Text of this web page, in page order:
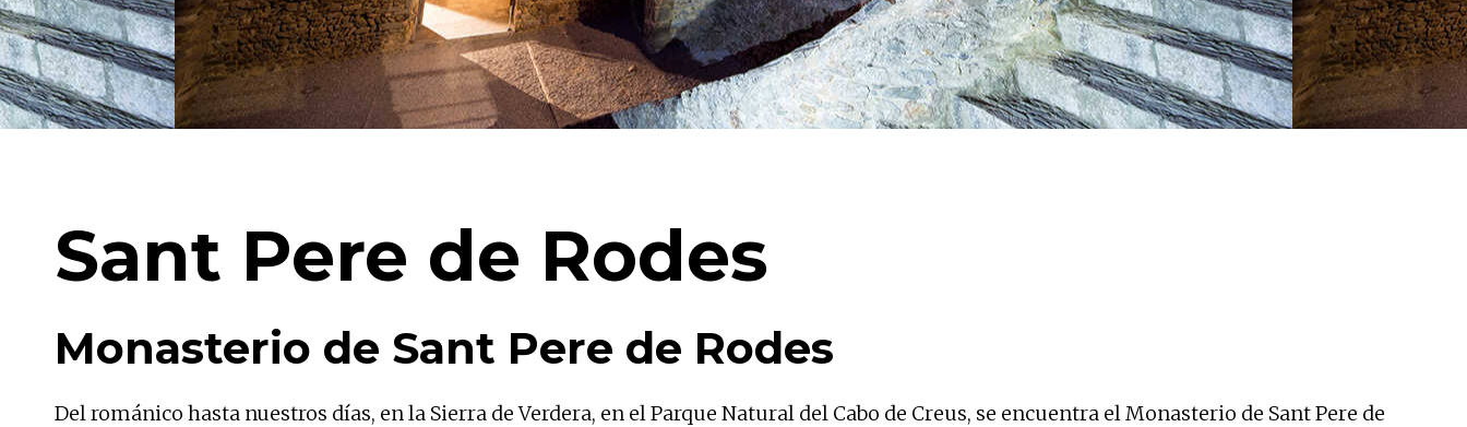
Sant Pere de Rodes
Monasterio de Sant Pere de Rodes
Del románico hasta nuestros días, en la Sierra de Verdera, en el Parque Natural del Cabo de Creus, se encuentra el Monasterio de Sant Pere de